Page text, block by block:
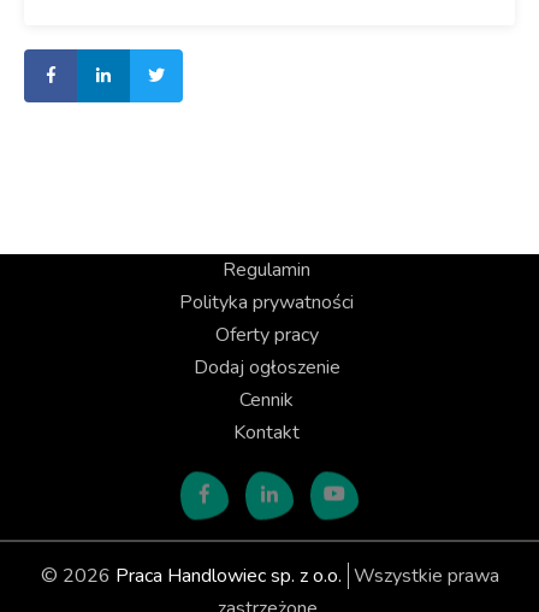
Regulamin
Polityka prywatności
Oferty pracy
Dodaj ogłoszenie
Cennik
Kontakt
© 2026 Praca Handlowiec sp. z o.o. Wszystkie prawa